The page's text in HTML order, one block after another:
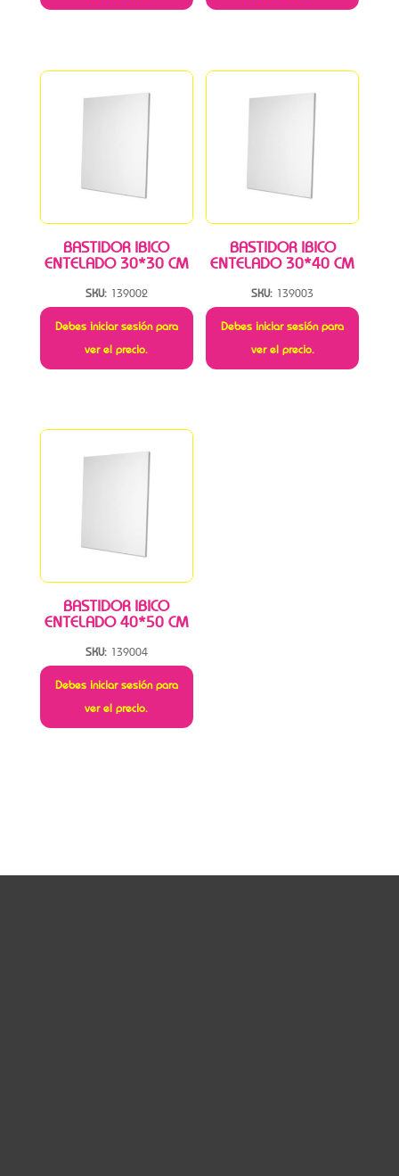
BASTIDOR IBICO
ENTELADO 30*30 CM
SKU: 139002
Debes iniciar sesión para
ver el precio.
BASTIDOR IBICO
ENTELADO 30*40 CM
SKU: 139003
Debes iniciar sesión para
ver el precio.
BASTIDOR IBICO
ENTELADO 40*50 CM
SKU: 139004
Debes iniciar sesión para
ver el precio.